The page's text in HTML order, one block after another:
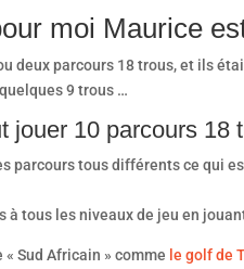
moi Maurice
ou deux parcours 18 trous, et ils
9 trous …
jouer 10 parcours
parcours tous différents ce qui
à tous les niveaux de jeu en
Sud Africain » comme le golf de